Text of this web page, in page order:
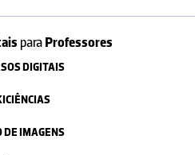
paraProfessores
DIGITAIS
DE IMAGENS